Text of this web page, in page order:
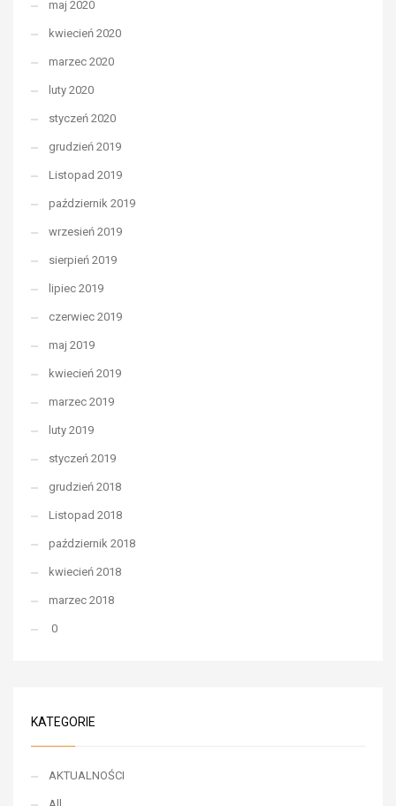
maj 2020
kwiecień 2020
marzec 2020
luty 2020
styczeń 2020
grudzień 2019
Listopad 2019
październik 2019
wrzesień 2019
sierpień 2019
lipiec 2019
czerwiec 2019
maj 2019
kwiecień 2019
marzec 2019
luty 2019
styczeń 2019
grudzień 2018
Listopad 2018
październik 2018
kwiecień 2018
marzec 2018
0
KATEGORIE
AKTUALNOŚCI